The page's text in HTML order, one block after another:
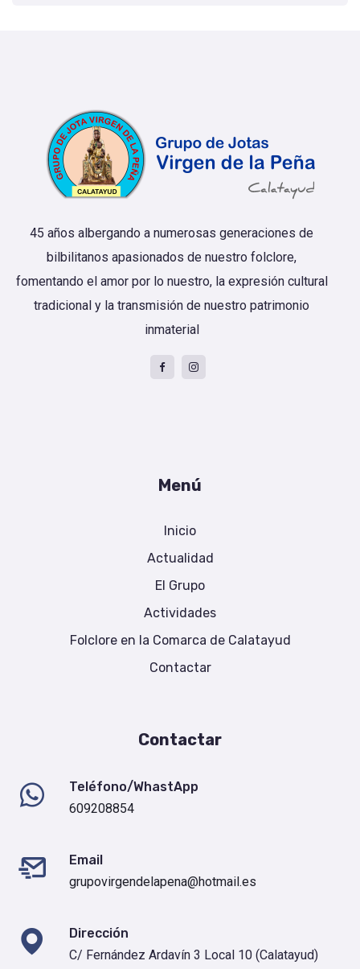
45 años albergando a numerosas generaciones de
bilbilitanos apasionados de nuestro folclore,
fomentando el amor por lo nuestro, la expresión cultural
tradicional y la transmisión de nuestro patrimonio
inmaterial
Menú
Inicio
Actualidad
El Grupo
Actividades
Folclore en la Comarca de Calatayud
Contactar
Contactar
Teléfono/WhastApp
609208854
Email
grupovirgendelapena@hotmail.es
Dirección
C/ Fernández Ardavín 3 Local 10 (Calatayud)